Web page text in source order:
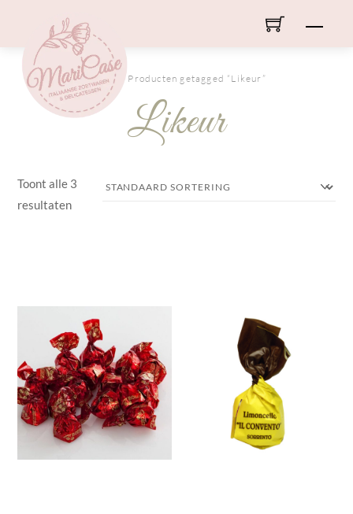
content
HOME / Producten getagged “Likeur”
Likeur
Toont alle 3
resultaten